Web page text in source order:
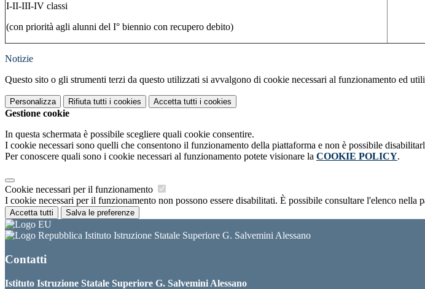
I-II-III-IV classi
(con priorità agli alunni del I° biennio con recupero debito)
Notizie
Questo sito o gli strumenti terzi da questo utilizzati si avvalgono di cookie necessari al funzionamento ed
Personalizza Rifiuta tutti i cookies Accetta tutti i cookies
Gestione cookie
In questa schermata è possibile scegliere quali cookie consentire.
I cookie necessari sono quelli che consentono il funzionamento della piattaforma e non è possibile
Per conoscere quali sono i cookie necessari al funzionamento potete visionare la COOKIE POLICY.
Cookie necessari per il funzionamento
I cookie necessari per il funzionamento non possono essere disabilitati. È possibile consultare l'elenco nella
Accetta tutti Salva le preferenze
Istituto Istruzione Statale Superiore G. Salvemini Alessano
Contatti
Istituto Istruzione Statale Superiore G. Salvemini Alessano